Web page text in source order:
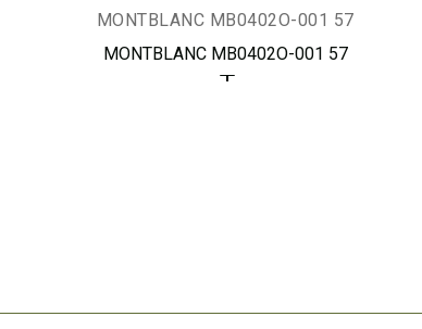
MONTBLANC MB0402O-001 57
MONTBLANC MB0402O-001 57